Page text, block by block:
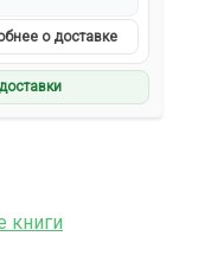
о доставке
книги